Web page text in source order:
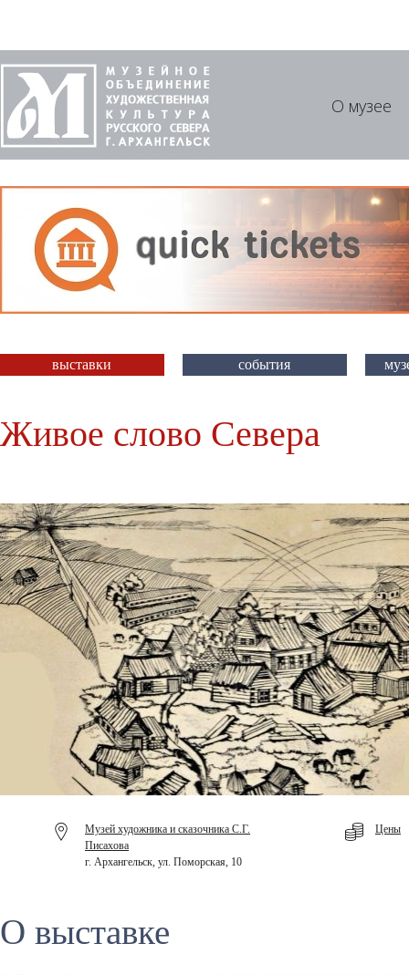
О музее
выставки события
Живое слово Севера
Музей художника и сказочника С.Г.
Писахова
г. Архангельск, ул. Поморская, 10
Цены
О выставке